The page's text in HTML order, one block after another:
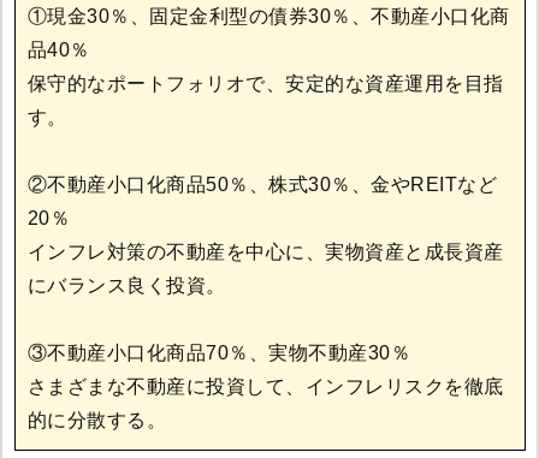
①現金30％、固定金利型の債券30％、不動産小口化商
品40％
保守的なポートフォリオで、安定的な資産運用を目指
す。
②不動産小口化商品50％、株式30％、金やREITなど
20％
インフレ対策の不動産を中心に、実物資産と成長資産
にバランス良く投資。
③不動産小口化商品70％、実物不動産30％
さまざまな不動産に投資して、インフレリスクを徹底
的に分散する。